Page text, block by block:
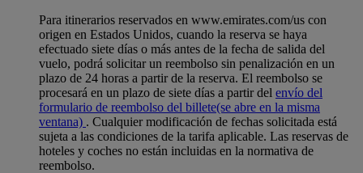
Para itinerarios reservados en www.emirates.com/us con
origen en Estados Unidos, cuando la reserva se haya
efectuado siete días o más antes de la fecha de salida del
vuelo, podrá solicitar un reembolso sin penalización en un
plazo de 24 horas a partir de la reserva. El reembolso se
procesará en un plazo de siete días a partir del envío del
formulario de reembolso del billete(se abre en la misma
ventana) . Cualquier modificación de fechas solicitada está
sujeta a las condiciones de la tarifa aplicable. Las reservas de
hoteles y coches no están incluidas en la normativa de
reembolso.